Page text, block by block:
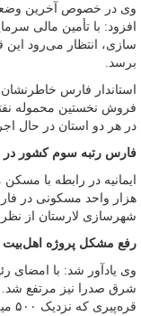
وی در خصوص آخرین
افزود: با تأمین مالی
سازی، انتظار می‌رود این
برسد.
استاندار فارس
در هر دو استان در حال
فارس رتبه سوم کشور
هزار واحد مسکونی در
شهرسازی لارستان از نظر
رفع مشکل پروژه اهل‌بیت
شرق صدرا نیز مرتفع شد.